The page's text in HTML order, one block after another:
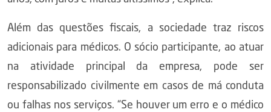
Além das questões fiscais, a sociedade traz riscos
adicionais para médicos. O sócio participante, ao atuar
na atividade principal da empresa, pode ser
responsabilizado civilmente em casos de má conduta
ou falhas nos serviços. “Se houver um erro e o médico